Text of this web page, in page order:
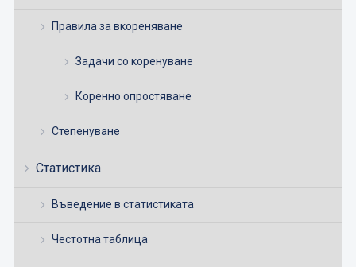
Правила за вкореняване
Задачи со коренуване
Коренно опростяване
Степенуване
Статистика
Въведение в статистиката
Честотна таблица